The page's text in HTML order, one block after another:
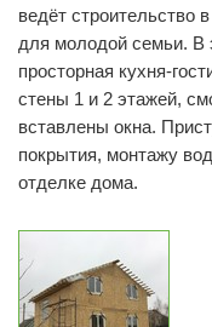
ведёт строительство
для молодой семьи. В
просторная кухня-
стены 1 и 2 этажей,
вставлены окна.
покрытия, монтажу
отделке дома.